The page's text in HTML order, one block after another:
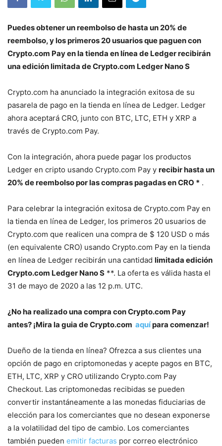
Puedes obtener un reembolso de hasta un 20% de
reembolso, y los primeros 20 usuarios que paguen con
Crypto.com Pay en la tienda en línea de Ledger recibirán
una edición limitada de Crypto.com Ledger Nano S
Crypto.com ha anunciado la integración exitosa de su
pasarela de pago en la tienda en línea de Ledger. Ledger
ahora aceptará CRO, junto con BTC, LTC, ETH y XRP a
través de Crypto.com Pay.
Con la integración, ahora puede pagar los productos
Ledger en cripto usando Crypto.com Pay y recibir hasta un
20% de reembolso por las compras pagadas en CRO * .
Para celebrar la integración exitosa de Crypto.com Pay en
la tienda en línea de Ledger, los primeros 20 usuarios de
Crypto.com que realicen una compra de $ 120 USD o más
(en equivalente CRO) usando Crypto.com Pay en la tienda
en línea de Ledger recibirán una cantidad limitada edición
Crypto.com Ledger Nano S **. La oferta es válida hasta el
31 de mayo de 2020 a las 12 p.m. UTC.
¿No ha realizado una compra con Crypto.com Pay
antes? ¡Mira la guia de Crypto.com aquípara comenzar!
Dueño de la tienda en línea? Ofrezca a sus clientes una
opción de pago en criptomonedas y acepte pagos en BTC,
ETH, LTC, XRP y CRO utilizando Crypto.com Pay
Checkout. Las criptomonedas recibidas se pueden
convertir instantáneamente a las monedas fiduciarias de
elección para los comerciantes que no desean exponerse
a la volatilidad del tipo de cambio. Los comerciantes
también pueden emitir facturas por correo electrónico